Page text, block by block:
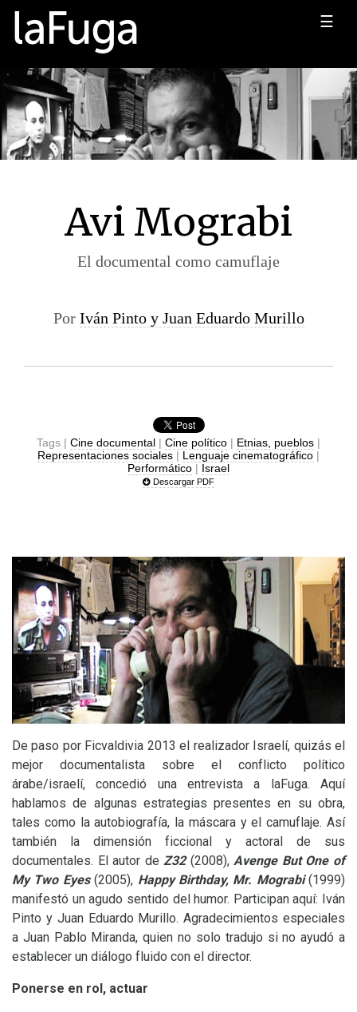
☰
Avi Mograbi
El documental como camuflaje
Por Iván Pinto y Juan Eduardo Murillo
Tags | Cine documental | Cine político | Etnias, pueblos |
Representaciones sociales | Lenguaje cinematográfico |
Performático | Israel
Descargar PDF
De paso por Ficvaldivia 2013 el realizador Israelí, quizás el
mejor documentalista sobre el conflicto político
árabe/israelí, concedió una entrevista a laFuga. Aquí
hablamos de algunas estrategias presentes en su obra,
tales como la autobiografía, la máscara y el camuflaje. Así
también la dimensión ficcional y actoral de sus
documentales. El autor deZ32 (2008),Avenge But One of
My Two Eyes(2005), Happy Birthday, Mr. Mograbi(1999)
manifestó un agudo sentido del humor. Participan aquí: Iván
Pinto y Juan Eduardo Murillo. Agradecimientos especiales
a Juan Pablo Miranda, quien no solo tradujo si no ayudó a
establecer un diálogo fluido con el director.
Ponerse en rol, actuar